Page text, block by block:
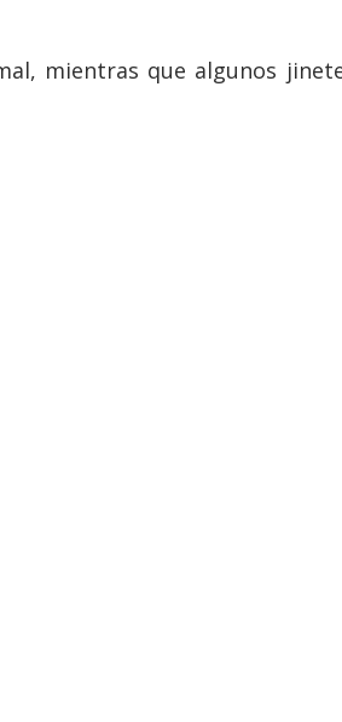
mientras que algunos